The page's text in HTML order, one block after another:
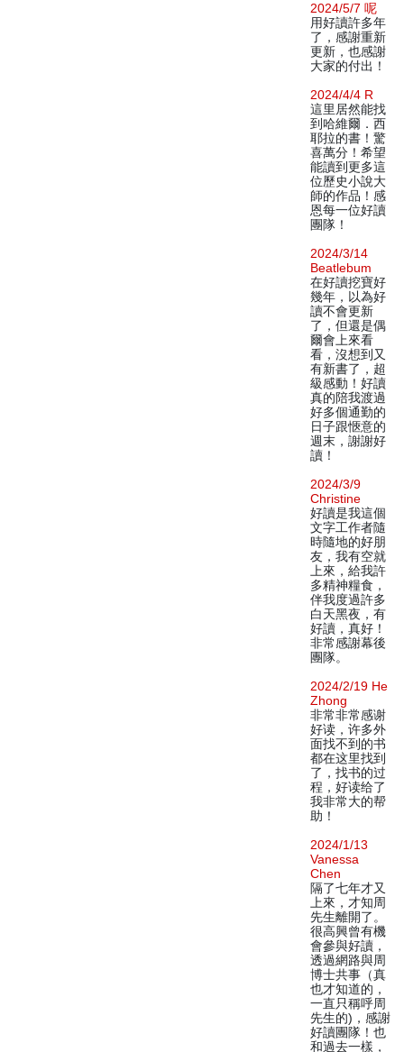
2024/5/7 呢
用好讀許多年
了，感謝重新
更新，也感謝
大家的付出！
2024/4/4 R
這里居然能找
到哈維爾．西
耶拉的書！驚
喜萬分！希望
能讀到更多這
位歷史小說大
師的作品！感
恩每一位好讀
團隊！
2024/3/14
Beatlebum
在好讀挖寶好
幾年，以為好
讀不會更新
了，但還是偶
爾會上來看
看，沒想到又
有新書了，超
級感動！好讀
真的陪我渡過
好多個通勤的
日子跟愜意的
週末，謝謝好
讀！
2024/3/9
Christine
好讀是我這個
文字工作者隨
時隨地的好朋
友，我有空就
上來，給我許
多精神糧食，
伴我度過許多
白天黑夜，有
好讀，真好！
非常感謝幕後
團隊。
2024/2/19 He
Zhong
非常非常感谢
好读，许多外
面找不到的书
都在这里找到
了，找书的过
程，好读给了
我非常大的帮
助！
2024/1/13
Vanessa
Chen
隔了七年才又
上來，才知周
先生離開了。
很高興曾有機
會參與好讀，
透過網路與周
博士共事（真
也才知道的，
一直只稱呼周
先生的)，感謝
好讀團隊！也
和過去一樣，